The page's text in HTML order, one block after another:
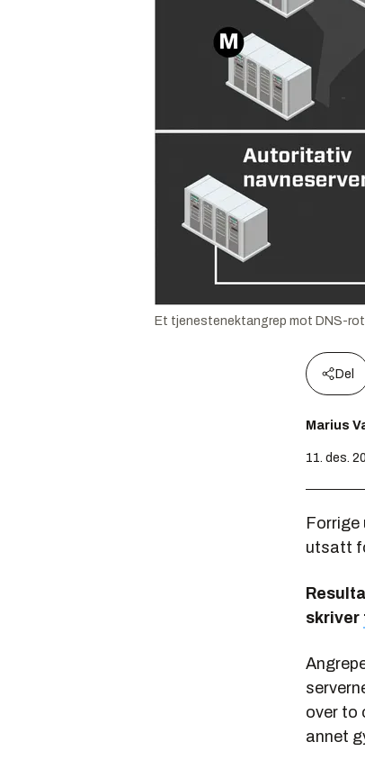
Et tjenestenektangrep mot DNS-
Del
Marius
11. des.
utsatt
skriver
over to
annet